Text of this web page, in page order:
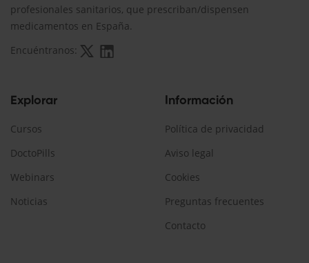
profesionales sanitarios, que prescriban/dispensen
medicamentos en España.
Encuéntranos:
Explorar
Cursos
DoctoPills
Webinars
Noticias
Información
Política de privacidad
Aviso legal
Cookies
Preguntas frecuentes
Contacto